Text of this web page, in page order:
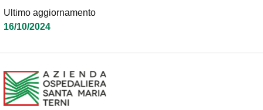
Ultimo aggiornamento
16/10/2024